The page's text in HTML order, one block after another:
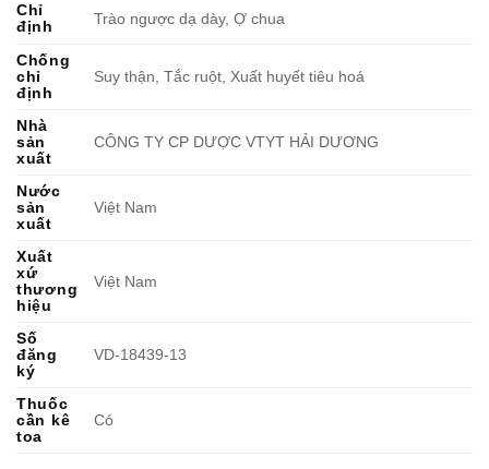
Chỉ
định
Trào ngược dạ dày, Ợ chua
Chống
chỉ
định
Suy thận, Tắc ruột, Xuất huyết tiêu hoá
Nhà
sản
xuất
CÔNG TY CP DƯỢC VTYT HẢI DƯƠNG
Nước
sản
xuất
Việt Nam
Xuất
xứ
thương
hiệu
Việt Nam
Số
đăng
ký
VD-18439-13
Thuốc
cần kê
toa
Có